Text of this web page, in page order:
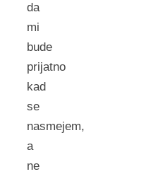
da
mi
bude
prijatno
kad
se
nasmejem,
a
ne